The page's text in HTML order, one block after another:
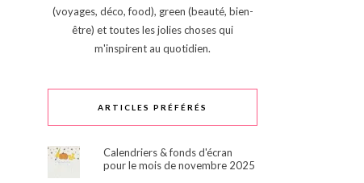
(voyages, déco, food), green (beauté, bien-
être) et toutes les jolies choses qui
m'inspirent au quotidien.
ARTICLES PRÉFÉRÉS
Calendriers & fonds d'écran
pour le mois de novembre 2025